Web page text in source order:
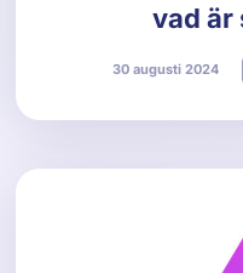
vad är
30 augusti 2024